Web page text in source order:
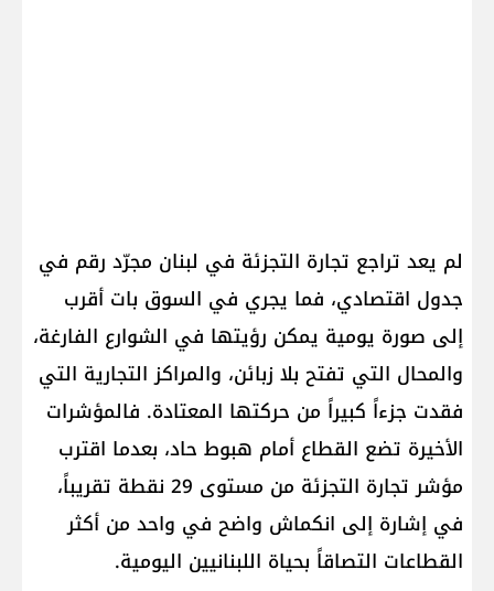
لم يعد تراجع تجارة التجزئة في لبنان مجرّد رقم في
جدول اقتصادي، فما يجري في السوق بات أقرب
إلى صورة يومية يمكن رؤيتها في الشوارع الفارغة،
والمحال التي تفتح بلا زبائن، والمراكز التجارية التي
فقدت جزءاً كبيراً من حركتها المعتادة. فالمؤشرات
الأخيرة تضع القطاع أمام هبوط حاد، بعدما اقترب
مؤشر تجارة التجزئة من مستوى 29 نقطة تقريباً،
في إشارة إلى انكماش واضح في واحد من أكثر
القطاعات التصاقاً بحياة اللبنانيين اليومية.